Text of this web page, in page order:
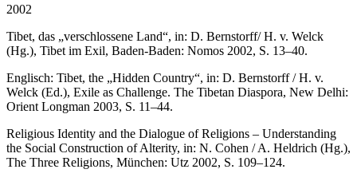
2002
Tibet, das „verschlossene Land“, in: D. Bernstorff/ H. v. Welck
(Hg.), Tibet im Exil, Baden-Baden: Nomos 2002, S. 13–40.
Englisch: Tibet, the „Hidden Country“, in: D. Bernstorff / H. v.
Welck (Ed.), Exile as Challenge. The Tibetan Diaspora, New Delhi:
Orient Longman 2003, S. 11–44.
Religious Identity and the Dialogue of Religions – Understanding
the Social Construction of Alterity, in: N. Cohen / A. Heldrich (Hg.),
The Three Religions, München: Utz 2002, S. 109–124.